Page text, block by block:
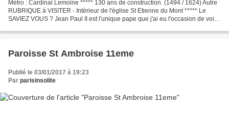
Métro : Cardinal Lemoine ***** 130 ans de construction. (1494 / 1624) Autre
RUBRIQUE à VISITER - Intérieur de l'église St Etienne du Mont ***** Le
SAVIEZ VOUS ? Jean Paul II est l'unique pape que j'ai eu l'occasion de voir
Paroisse St Ambroise 11eme
Publié le 03/01/2017 à 19:23
Par parisinsolite